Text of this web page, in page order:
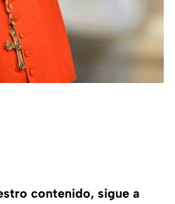
contenido, sigue a